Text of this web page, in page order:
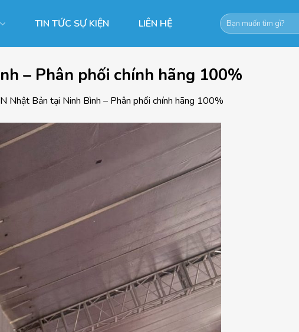
TIN TỨC SỰ KIỆN LIÊN HỆ
Tìm
kiếm:
– Phân phối chính hãng 100%
Nhật Bản tại Ninh Bình – Phân phối chính hãng 100%